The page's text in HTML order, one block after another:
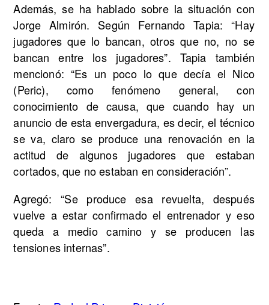
Además, se ha hablado sobre la situación con
Jorge Almirón. Según Fernando Tapia: “Hay
jugadores que lo bancan, otros que no, no se
bancan entre los jugadores”. Tapia también
mencionó: “Es un poco lo que decía el Nico
(Peric), como fenómeno general, con
conocimiento de causa, que cuando hay un
anuncio de esta envergadura, es decir, el técnico
se va, claro se produce una renovación en la
actitud de algunos jugadores que estaban
cortados, que no estaban en consideración”.
Agregó: “Se produce esa revuelta, después
vuelve a estar confirmado el entrenador y eso
queda a medio camino y se producen las
tensiones internas”.